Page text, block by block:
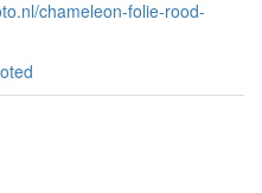
chameleon-folie-rood-